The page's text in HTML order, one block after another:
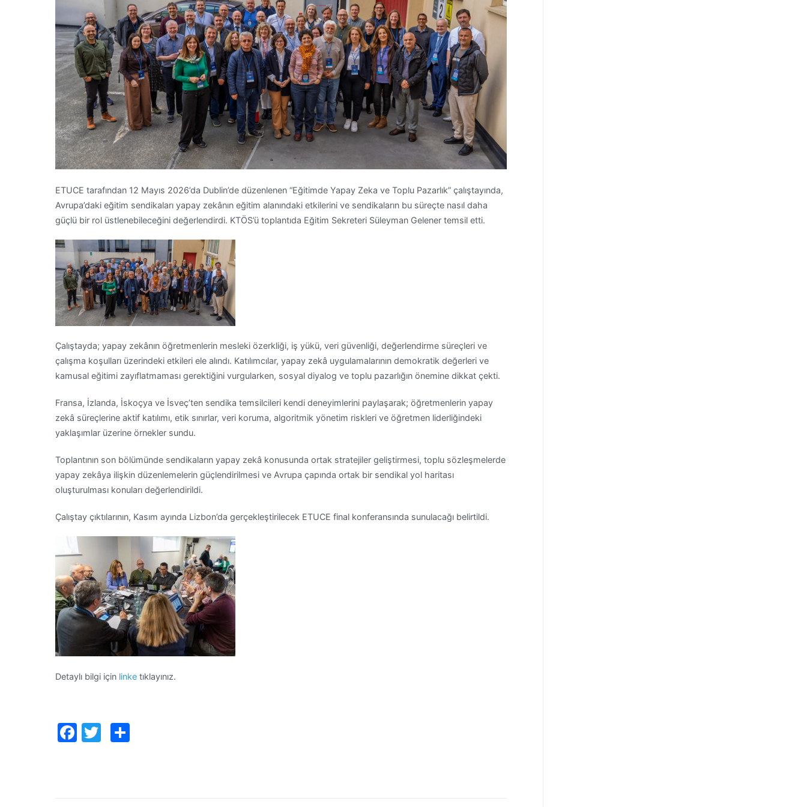
ETUCE tarafından 12 Mayıs 2026’da Dublin’de düzenlenen “Eğitimde Yapay Zeka ve Toplu Pazarlık” çalıştayında,
Avrupa’daki eğitim sendikaları yapay zekânın eğitim alanındaki etkilerini ve sendikaların bu süreçte nasıl daha
güçlü bir rol üstlenebileceğini değerlendirdi. KTÖS’ü toplantıda Eğitim Sekreteri Süleyman Gelener temsil etti.
Çalıştayda; yapay zekânın öğretmenlerin mesleki özerkliği, iş yükü, veri güvenliği, değerlendirme süreçleri ve
çalışma koşulları üzerindeki etkileri ele alındı. Katılımcılar, yapay zekâ uygulamalarının demokratik değerleri ve
kamusal eğitimi zayıflatmaması gerektiğini vurgularken, sosyal diyalog ve toplu pazarlığın önemine dikkat çekti.
Fransa, İzlanda, İskoçya ve İsveç’ten sendika temsilcileri kendi deneyimlerini paylaşarak; öğretmenlerin yapay
zekâ süreçlerine aktif katılımı, etik sınırlar, veri koruma, algoritmik yönetim riskleri ve öğretmen liderliğindeki
yaklaşımlar üzerine örnekler sundu.
Toplantının son bölümünde sendikaların yapay zekâ konusunda ortak stratejiler geliştirmesi, toplu sözleşmelerde
yapay zekâya ilişkin düzenlemelerin güçlendirilmesi ve Avrupa çapında ortak bir sendikal yol haritası
oluşturulması konuları değerlendirildi.
Çalıştay çıktılarının, Kasım ayında Lizbon’da gerçekleştirilecek ETUCE final konferansında sunulacağı belirtildi.
Detaylı bilgi için linke tıklayınız.
Facebook
Twitter